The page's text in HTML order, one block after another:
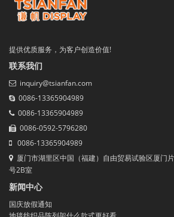
提供优质服务，为客户创造价值!
联系我们
inquiry@tsianfan.com
0086-13365904989
0086-13365904989
0086-0592-5796280
0086-13365904989
厦门市湖里区中国（福建）自由贸易试验区厦门
号2B室
新闻中心
国庆放假通知